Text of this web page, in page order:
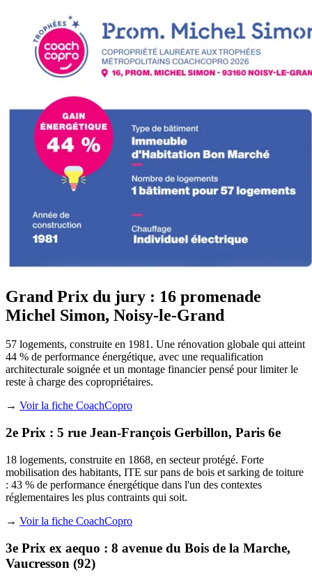
Grand Prix du jury : 16 promenade
Michel Simon, Noisy-le-Grand
57 logements, construite en 1981. Une rénovation globale qui atteint
44 % de performance énergétique, avec une requalification
architecturale soignée et un montage financier pensé pour limiter le
reste à charge des copropriétaires.
→ Voir la fiche CoachCopro
2e Prix : 5 rue Jean-François Gerbillon, Paris 6e
18 logements, construite en 1868, en secteur protégé. Forte
mobilisation des habitants, ITE sur pans de bois et sarking de toiture
: 43 % de performance énergétique dans l'un des contextes
réglementaires les plus contraints qui soit.
→ Voir la fiche CoachCopro
3e Prix ex aequo : 8 avenue du Bois de la Marche,
Vaucresson (92)